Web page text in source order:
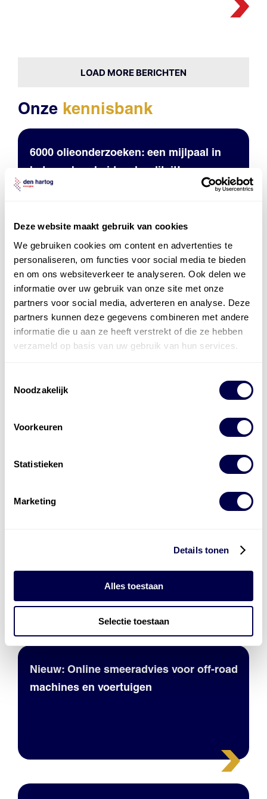
Deze website maakt gebruik van cookies
We gebruiken cookies om content en advertenties te
personaliseren, om functies voor social media te bieden
en om ons websiteverkeer te analyseren. Ook delen we
informatie over uw gebruik van onze site met onze
partners voor social media, adverteren en analyse. Deze
partners kunnen deze gegevens combineren met andere
informatie die u aan ze heeft verstrekt of die ze hebben
verzameld op basis van uw gebruik van hun services.
Noodzakelijk
Voorkeuren
Statistieken
Marketing
Details tonen
Alles toestaan
Selectie toestaan
LOAD MORE BERICHTEN
Onze kennisbank
6000 olieonderzoeken: een mijlpaal in
betrouwbaarheid en kwaliteit!
Mobil Lubricant Analysis geeft inzicht in
olie en grip op uw machines
Wijziging goedkeuringen Stellantis
Mobil 1 50 jaar – Ready for Whats Next
Nieuw: Online smeeradvies voor off-road
machines en voertuigen